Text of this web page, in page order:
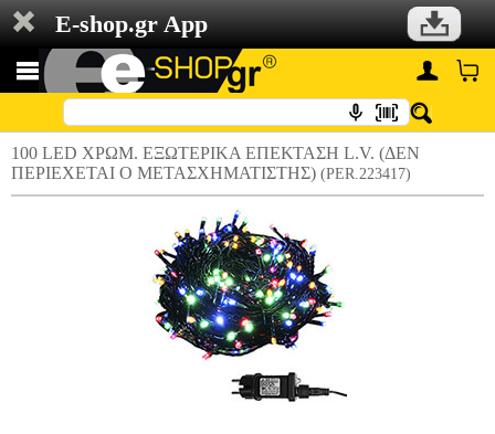
E-shop.gr App
100 LED ΧΡΩΜ. ΕΞΩΤΕΡΙΚΑ ΕΠΕΚΤΑΣΗ L.V. (ΔΕΝ
ΠΕΡΙΕΧΕΤΑΙ Ο ΜΕΤΑΣΧΗΜΑΤΙΣΤΗΣ) (PER.223417)